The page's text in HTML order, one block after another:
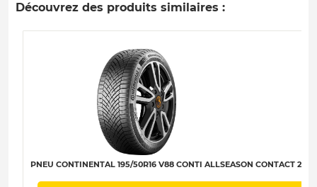
Découvrez des produits similaires :
PNEU CONTINENTAL 195/50R16 V88 CONTI ALLSEASON CONTACT 2 XL